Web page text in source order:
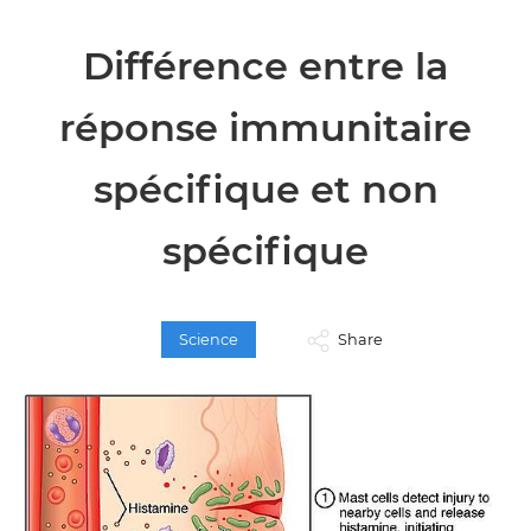
Différence entre la
réponse immunitaire
spécifique et non
spécifique
Science Share